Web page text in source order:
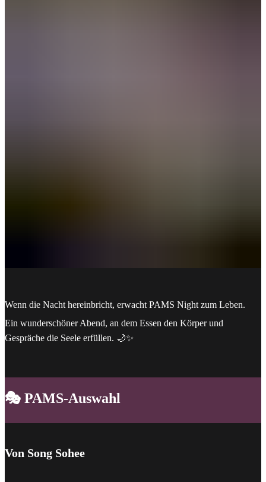
Wenn die Nacht hereinbricht, erwacht PAMS Night zum Leben.
Ein wunderschöner Abend, an dem Essen den Körper und
Gespräche die Seele erfüllen. 🌙✨
🎭 PAMS-Auswahl
Von Song Sohee